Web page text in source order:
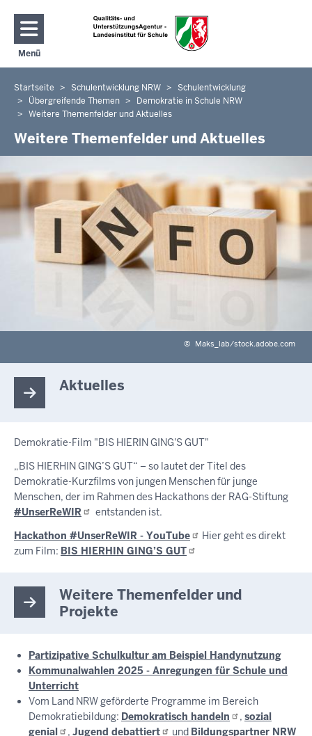
Direkt zum Inhalt
Menü
Navigation aktivieren/deaktivieren: Hauptmenü
Sie
befinden
hier
Startseite Schulentwicklung NRW
Schulentwicklung
Übergreifende Themen
Demokratie in Schule NRW
Weitere Themenfelder und Aktuelles
Weitere Themenfelder und Aktuelles
© Maks_lab/stock.adobe.com
Aktuelles
Demokratie-Film "BIS HIERIN GING'S GUT"
„BIS HIERHIN GING’S GUT“ – so lautet der Titel des
Demokratie-Kurzfilms von jungen Menschen für junge
Menschen, der im Rahmen des Hackathons der RAG-Stiftung
#UnserReWIR
entstanden ist.
Hackathon #UnserReWIR - YouTube
Hier geht es direkt
zum Film: BIS HIERHIN GING’S GUT
Weitere Themenfelder und
Projekte
Partizipative Schulkultur am Beispiel Handynutzung
Kommunalwahlen 2025 - Anregungen für Schule und
Unterricht
Vom Land NRW geförderte Programme im Bereich
Demokratiebildung: Demokratisch handeln , sozial
genial
, Jugend debattiert und Bildungspartner NRW